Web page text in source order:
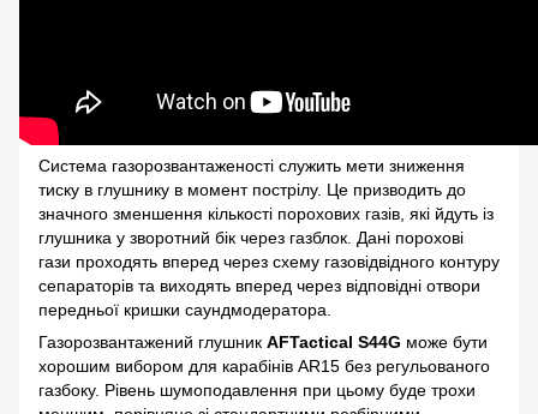
Система газорозвантаженості служить мети зниження
тиску в глушнику в момент пострілу. Це призводить до
значного зменшення кількості порохових газів, які йдуть із
глушника у зворотний бік через газблок. Дані порохові
гази проходять вперед через схему газовідвідного контуру
сепараторів та виходять вперед через відповідні отвори
передньої кришки саундмодератора.
Газорозвантажений глушник AFTactical S44G може бути
хорошим вибором для карабінів AR15 без регульованого
газбоку. Рівень шумоподавлення при цьому буде трохи